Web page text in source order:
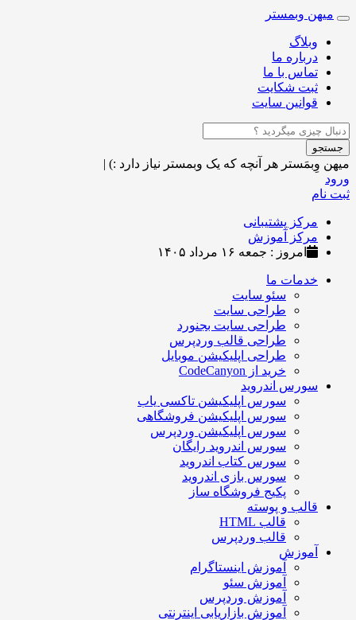
Toggle
navigation
میهن وبمستر
وبلاگ
درباره ما
تماس با ما
ثبت شکایت
قوانین سایت
جستجو
میهن وِبمَستر هر آنچه که یک وبمستر نیاز دارد :) |
ورود
ثبت نام
مرکز پشتیبانی
مرکز آموزش
امروز : جمعه ۱۶ مرداد ۱۴۰۵
خدمات ما
سئو سایت
طراحی سایت
طراحی سایت بجنورد
طراحی قالب وردپرس
طراحی اپلیکیشن موبایل
خرید از CodeCanyon
سورس اندروید
سورس اپلیکیشن تاکسی یاب
سورس اپلیکیشن فروشگاهی
سورس اپلیکیشن وردپرس
سورس اندروید رایگان
سورس کتاب اندروید
سورس بازی اندروید
پکیج فروشگاه ساز
قالب و پوسته
قالب HTML
قالب وردپرس
آموزش
آموزش اینستاگرام
آموزش سئو
آموزش وردپرس
آموزش بازاریابی اینترنتی